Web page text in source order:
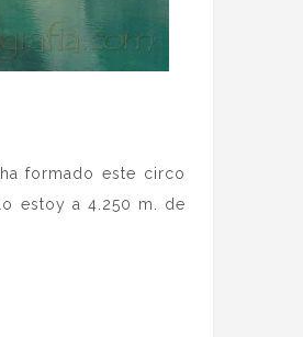
formado este circo
estoy a 4.250 m. de